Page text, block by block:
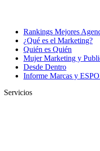
Rankings Mejores
¿Qué es el Marketing?
Quién es Quién
Mujer Marketing y
Desde Dentro
Informe Marcas y
Servicios